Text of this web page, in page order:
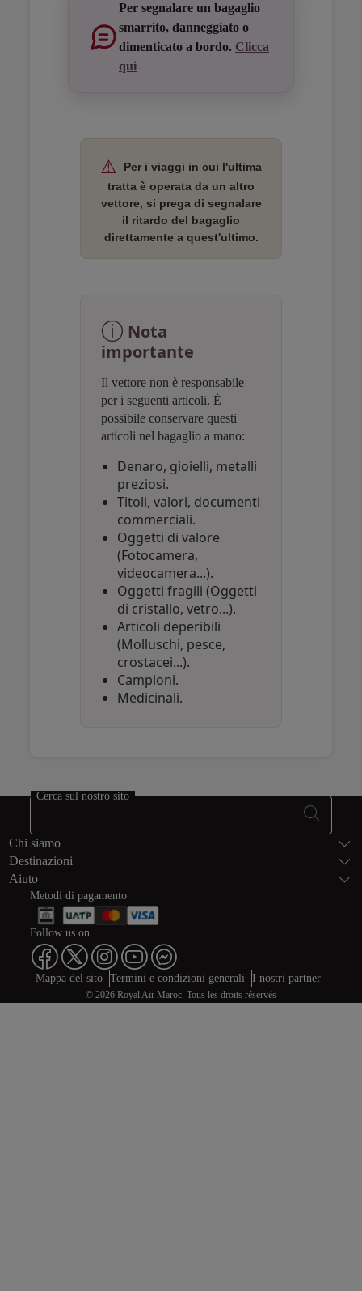
Per segnalare un bagaglio
smarrito, danneggiato o
dimenticato a bordo. Clicca
qui
⚠️
Per i viaggi in cui l'ultima
tratta è operata da un altro
vettore, si prega di segnalare
il ritardo del bagaglio
direttamente a quest'ultimo.
ⓘ Nota
importante
Il vettore non è responsabile
per i seguenti articoli. È
possibile conservare questi
articoli nel bagaglio a mano:
Denaro, gioielli, metalli
preziosi.
Titoli, valori, documenti
commerciali.
Oggetti di valore
(Fotocamera,
videocamera...).
Oggetti fragili (Oggetti
di cristallo, vetro...).
Articoli deperibili
(Molluschi, pesce,
crostacei...).
Campioni.
Medicinali.
Piè di pagina
Cerca sul nostro sito
Chi siamo
Destinazioni
Aiuto
Metodi di pagamento
Follow us on
Web map links
$Title.getData()
Mappa del sito Termini e condizioni generali I nostri partner
© 2026 Royal Air Maroc. Tous les droits réservés